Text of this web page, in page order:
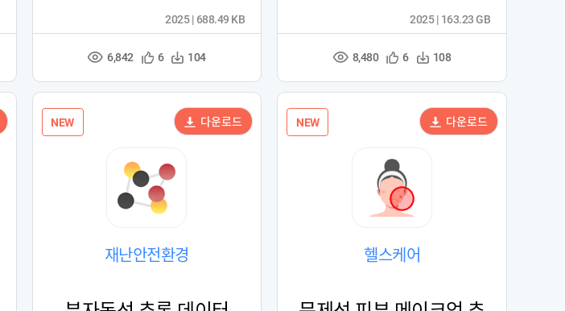
조
수
6,842
관
등
록
6
다
수
104
2025 | 688.49 KB
조
수
8,480
관
등
록
6
다
수
108
2025 | 163.23 GB
NEW
재난안전환경
다운로드 NEW
헬스케어
다운로드